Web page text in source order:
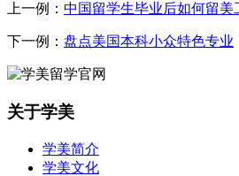
上一例： 中国留学生毕业后如何留美
下一例： 盘点美国本科小众特色专业
关于学美
学美简介
学美文化